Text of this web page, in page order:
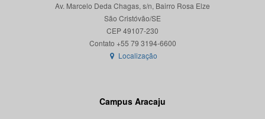
Av. Marcelo Deda Chagas, s/n, Bairro Rosa Elze
São Cristóvão/SE
CEP 49107-230
Localização
Campus Aracaju